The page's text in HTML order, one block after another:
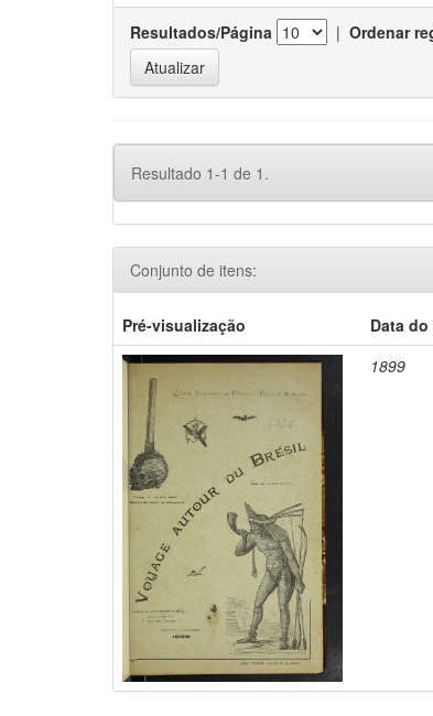
Resultados/Página | Ordenar
Resultado 1-1 de 1.
Conjunto de itens:
Pré-visualização Data
1899